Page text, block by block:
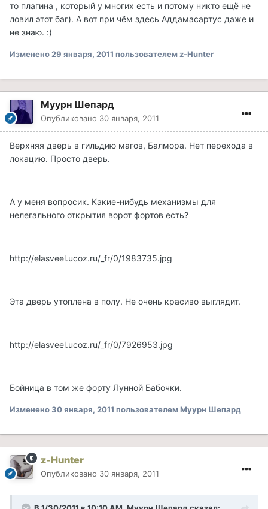
то плагина , который у многих есть и потому никто ещё не
ловил этот баг). А вот при чём здесь Аддамасартус даже и
не знаю. :)
Изменено29 января, 2011 пользователем z-Hunter
Муурн Шепард
Опубликовано 30 января, 2011
Верхняя дверь в гильдию магов, Балмора. Нет перехода в
локацию. Просто дверь.
А у меня вопросик. Какие-нибудь механизмы для
нелегального открытия ворот фортов есть?
http://elasveel.ucoz.ru/_fr/0/1983735.jpg
Эта дверь утоплена в полу. Не очень красиво выглядит.
http://elasveel.ucoz.ru/_fr/0/7926953.jpg
Бойница в том же форту Лунной Бабочки.
Изменено30 января, 2011 пользователем Муурн Шепард
z-Hunter
Опубликовано 30 января, 2011